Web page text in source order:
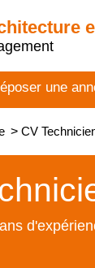
une
> CV